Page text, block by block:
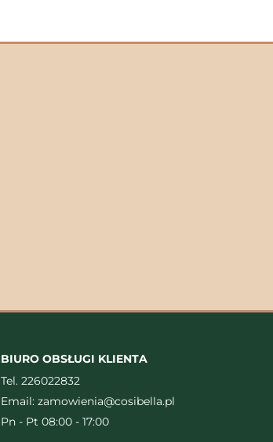
BIURO OBSŁUGI KLIENTA
Tel. 226022832
Email: zamowienia@cosibella.pl
Pn - Pt 08:00 - 17:00